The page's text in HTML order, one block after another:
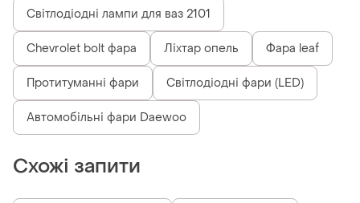
Світлодіодні лампи для ваз 2101
Chevrolet bolt фара Ліхтар опель Фара leaf
Протитуманні фари Світлодіодні фари (LED)
Автомобільні фари Daewoo
Схожі запити